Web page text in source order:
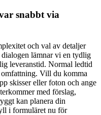
snabbt via
och val av detaljer
lämnar vi en tydlig
leveranstid. Normal ledtid
Vill du komma
skisser eller foton och ange
med förslag,
kan planera din
i formuläret nu för